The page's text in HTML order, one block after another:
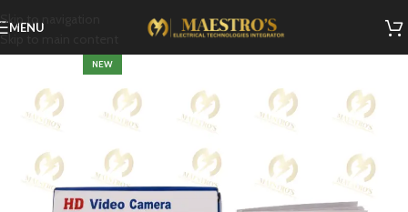
Skip to navigation
Skip to main content
MENU
NEW